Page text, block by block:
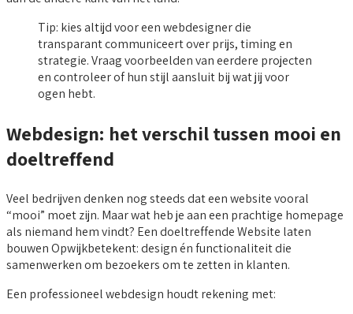
Tip: kies altijd voor een webdesigner die
transparant communiceert over prijs, timing en
strategie. Vraag voorbeelden van eerdere projecten
en controleer of hun stijl aansluit bij wat jij voor
ogen hebt.
Webdesign: het verschil tussen mooi en
doeltreffend
Veel bedrijven denken nog steeds dat een website vooral
“mooi” moet zijn. Maar wat heb je aan een prachtige homepage
als niemand hem vindt? Een doeltreffende Website laten
bouwen Opwijkbetekent: design én functionaliteit die
samenwerken om bezoekers om te zetten in klanten.
Een professioneel webdesign houdt rekening met: